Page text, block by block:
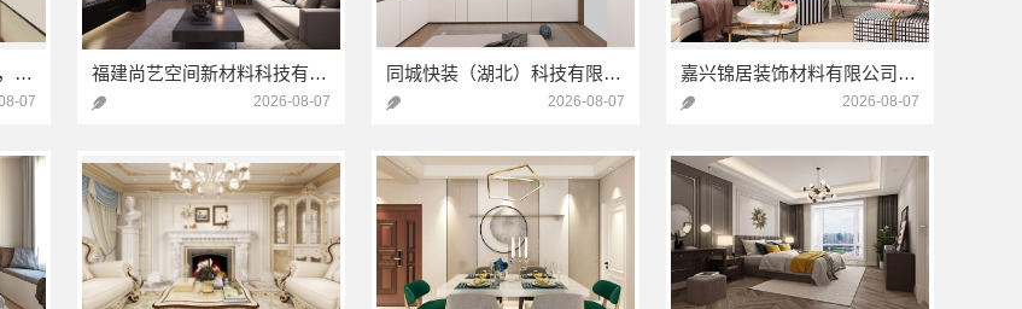
南湖区装修家居专业之选，嘉兴家美建材科技有限公司一站式服务
07
福建尚艺空间新材料科技有限公司现代简约室内家装免费设计价格
2026-08-07
同城快装（湖北）科技有限公司武昌拎包入住，智能家装改造省心
2026-08-07
嘉兴锦居装饰材料有限公司，桐乡旧房翻新设计
2026-08-07